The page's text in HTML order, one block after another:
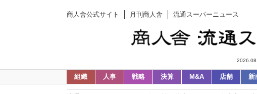
商人舎公式サイト 月刊商人舎 流通スーパーニュース
組織 人事 戦略 決算 M&A 店舗 新